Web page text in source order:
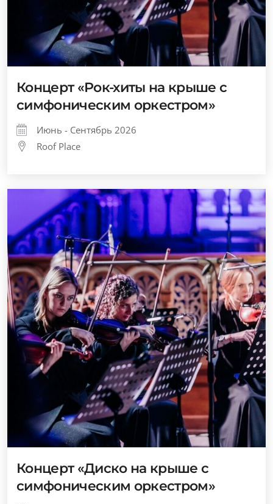
Концерт «Рок-хиты на крыше с
симфоническим оркестром»
Июнь - Сентябрь 2026
Roof Place
Концерт «Диско на крыше с
симфоническим оркестром»